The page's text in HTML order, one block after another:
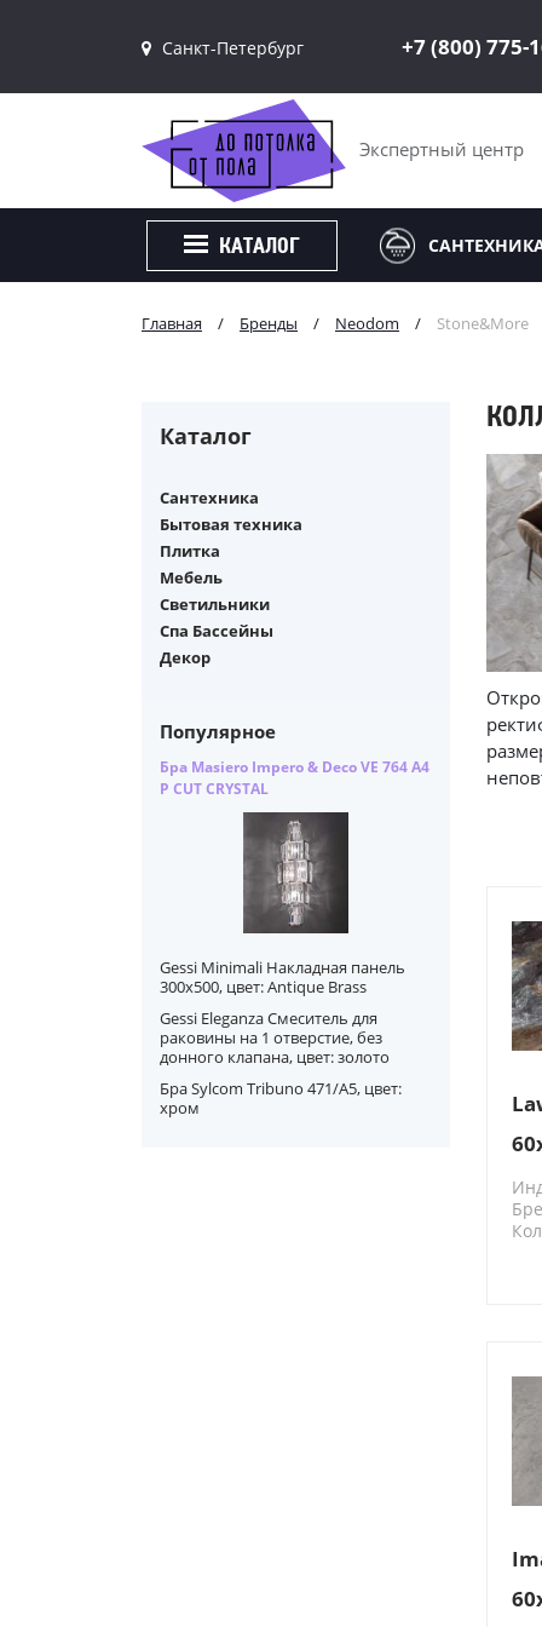
Санкт-Петербург
+7 (800) 775-
Экспертный центр
КАТАЛОГ
Главная / Бренды / Neodom / Stone&More
Каталог
Сантехника
Бытовая техника
Плитка
Мебель
Светильники
Спа Бассейны
Декор
Популярное
Бра Masiero Impero & Deco VE 764 A4
P CUT CRYSTAL
Gessi Minimali Накладная панель
300x500, цвет: Antique Brass
Gessi Eleganza Смеситель для
раковины на 1 отверстие, без
донного клапана, цвет: золото
Бра Sylcom Tribuno 471/A5, цвет:
хром